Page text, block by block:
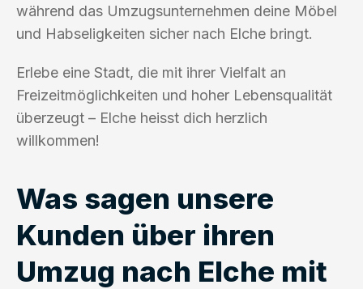
während das Umzugsunternehmen deine Möbel
und Habseligkeiten sicher nach Elche bringt.
Erlebe eine Stadt, die mit ihrer Vielfalt an
Freizeitmöglichkeiten und hoher Lebensqualität
überzeugt – Elche heisst dich herzlich
willkommen!
Was sagen unsere
Kunden über ihren
Umzug nach Elche mit